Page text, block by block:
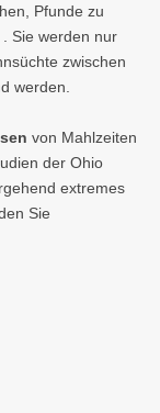
Pfunde zu
. Sie werden nur
zwischen
werden.
von Mahlzeiten
der Ohio
extremes
Sie